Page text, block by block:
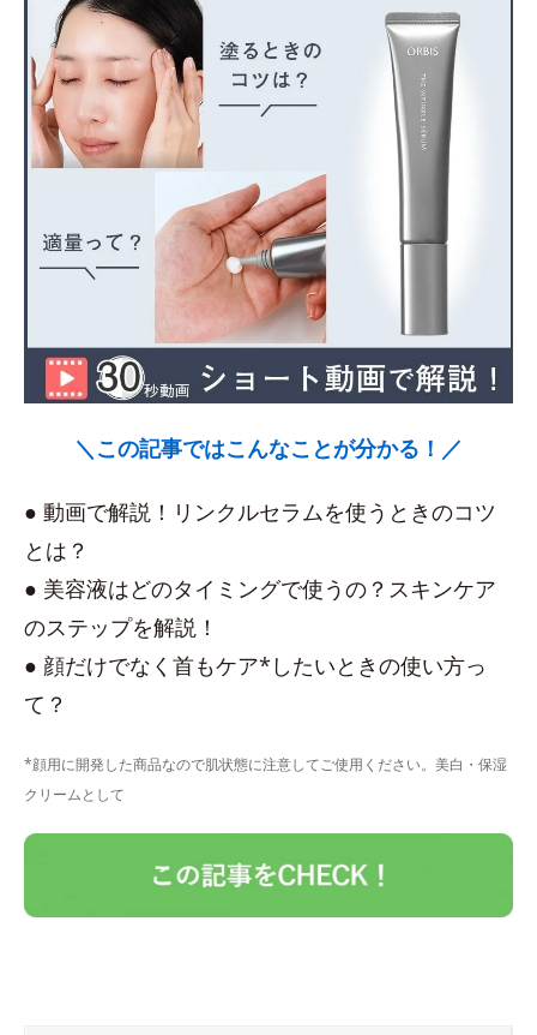
＼この記事ではこんなことが分かる！／
● 動画で解説！リンクルセラムを使うときのコツ
とは？
● 美容液はどのタイミングで使うの？スキンケア
のステップを解説！
● 顔だけでなく首もケア*したいときの使い方っ
て？
*顔用に開発した商品なので肌状態に注意してご使用ください。美白・保湿
クリームとして